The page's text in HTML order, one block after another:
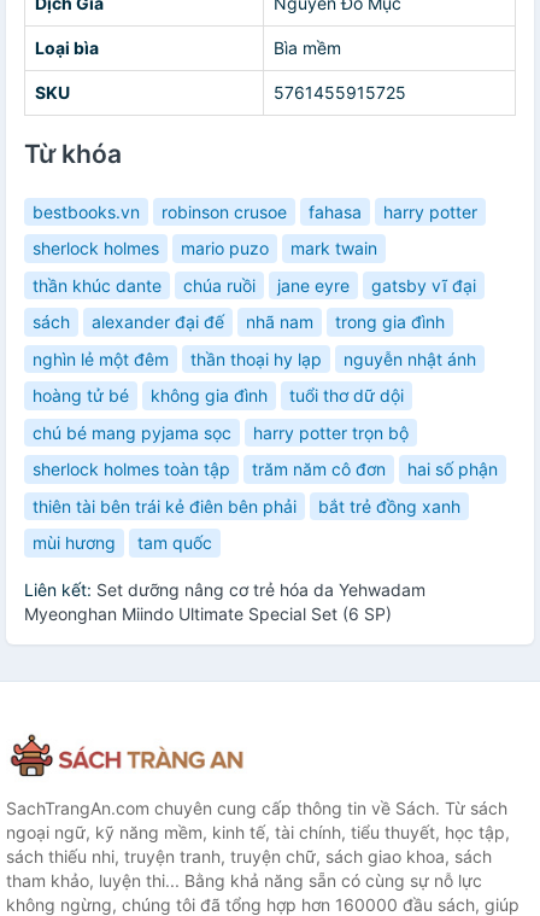
Loại bìa Bìa mềm
SKU 5761455915725
Từ khóa
bestbooks.vn robinson crusoe fahasa
harry potter
sherlock holmes
mario puzo
mark twain
thần khúc dante
chúa ruồi jane eyre
gatsby vĩ đại
sách
alexander đại đế nhã nam
trong gia đình
nghìn lẻ một đêm
thần thoại hy lạp
nguyễn nhật ánh
hoàng tử bé
không gia đình
tuổi thơ dữ dội
chú bé mang pyjama sọc
harry potter trọn bộ
sherlock holmes toàn tập
trăm năm cô đơn
hai số phận
thiên tài bên trái kẻ điên bên phải
bắt trẻ đồng xanh
mùi hương
tam quốc
Liên kết: Set dưỡng nâng cơ trẻ hóa da Yehwadam
Myeonghan Miindo Ultimate Special Set (6 SP)
SachTrangAn.com chuyên cung cấp thông tin về Sách. Từ sách
ngoại ngữ, kỹ năng mềm, kinh tế, tài chính, tiểu thuyết, học tập,
sách thiếu nhi, truyện tranh, truyện chữ, sách giao khoa, sách
tham khảo, luyện thi... Bằng khả năng sẵn có cùng sự nỗ lực
không ngừng, chúng tôi đã tổng hợp hơn 160000 đầu sách, giúp